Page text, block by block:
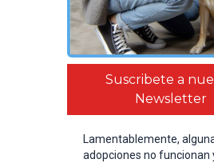
Suscribete a
Newsletter
Lamentablemente,
adopciones no funcionan